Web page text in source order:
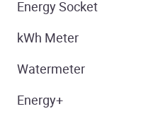
Energy Socket
kWh Meter
Watermeter
Energy+